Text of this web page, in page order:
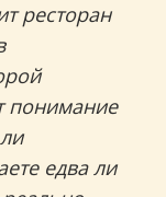
ресторан
понимание
едва ли